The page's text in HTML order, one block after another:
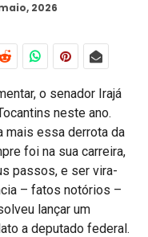
2026
o senador Irajá
neste ano.
mais essa derrota da
foi na sua carreira,
passos, e ser vira-
– fatos notórios –
lançar um
a deputado federal.